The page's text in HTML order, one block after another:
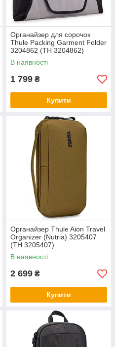
Органайзер для сорочок
Thule Packing Garment Folder
3204862 (TH 3204862)
В наявності
1 799 ₴
Купити
Органайзер Thule Aion Travel
Organizer (Nutria) 3205407
(TH 3205407)
В наявності
2 699 ₴
Купити